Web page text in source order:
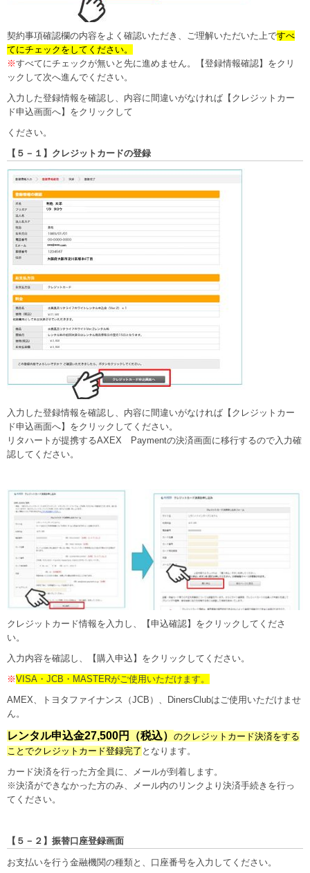
契約事項確認欄の内容をよく確認いただき、ご理解いただいた上ですべ
てにチェックをしてください。
※すべてにチェックが無いと先に進めません。【登録情報確認】をクリ
ックして次へ進んでください。
入力した登録情報を確認し、内容に間違いがなければ【クレジットカー
ド申込画面へ】をクリックして
ください。
【５－１】クレジットカードの登録
入力した登録情報を確認し、内容に間違いがなければ【クレジットカー
ド申込画面へ】をクリックしてください。
リタハートが提携するAXEX Paymentの決済画面に移行するので入力確
認してください。
クレジットカード情報を入力し、【申込確認】をクリックしてくださ
い。
入力内容を確認し、【購入申込】をクリックしてください。
※VISA・JCB・MASTERがご使用いただけます。
AMEX、トヨタファイナンス（JCB）、DinersClubはご使用いただけませ
ん。
レンタル申込金27,500円（税込） のクレジットカード決済をする
ことでクレジットカード登録完了 となります。
カード決済を行った方全員に、メールが到着します。
※決済ができなかった方のみ、メール内のリンクより決済手続きを行っ
てください。
【５－２】振替口座登録画面
お支払いを行う金融機関の種類と、口座番号を入力してください。